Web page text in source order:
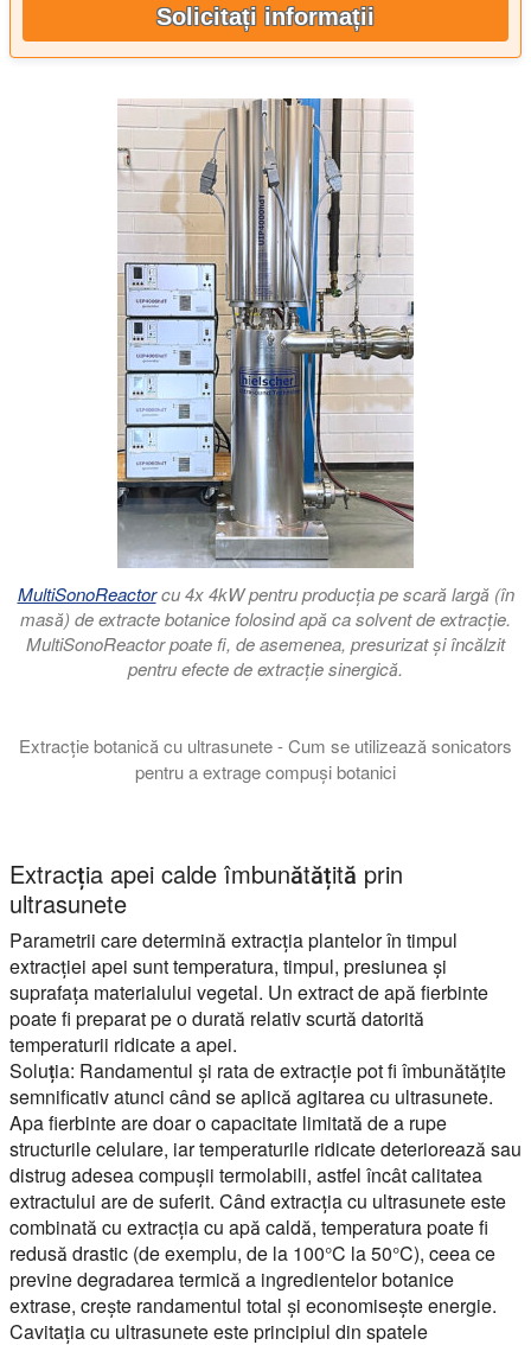
Solicitați informații
MultiSonoReactorcu 4x 4kW pentru producția pe scară largă (în
masă) de extracte botanice folosind apă ca solvent de extracție.
MultiSonoReactor poate fi, de asemenea, presurizat și încălzit
pentru efecte de extracție sinergică.
Extracție botanică cu ultrasunete - Cum se utilizează sonicators
pentru a extrage compuși botanici
Extracția apei calde îmbunătățită prin
ultrasunete
Parametrii care determină extracția plantelor în timpul
extracției apei sunt temperatura, timpul, presiunea și
suprafața materialului vegetal. Un extract de apă fierbinte
poate fi preparat pe o durată relativ scurtă datorită
temperaturii ridicate a apei.
Soluția: Randamentul și rata de extracție pot fi îmbunătățite
semnificativ atunci când se aplică agitarea cu ultrasunete.
Apa fierbinte are doar o capacitate limitată de a rupe
structurile celulare, iar temperaturile ridicate deteriorează sau
distrug adesea compușii termolabili, astfel încât calitatea
extractului are de suferit. Când extracția cu ultrasunete este
combinată cu extracția cu apă caldă, temperatura poate fi
redusă drastic (de exemplu, de la 100°C la 50°C), ceea ce
previne degradarea termică a ingredientelor botanice
extrase, crește randamentul total și economisește energie.
Cavitația cu ultrasunete este principiul din spatele